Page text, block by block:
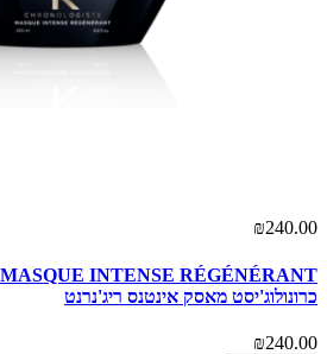
₪240.00
INTENSE RÉGÉNÉRANT
כרונולוג'יסט מאסק אינטנס ריג'נרנט
₪240.00